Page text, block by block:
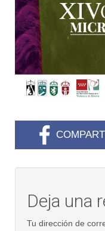
Deja una
Tu dirección de